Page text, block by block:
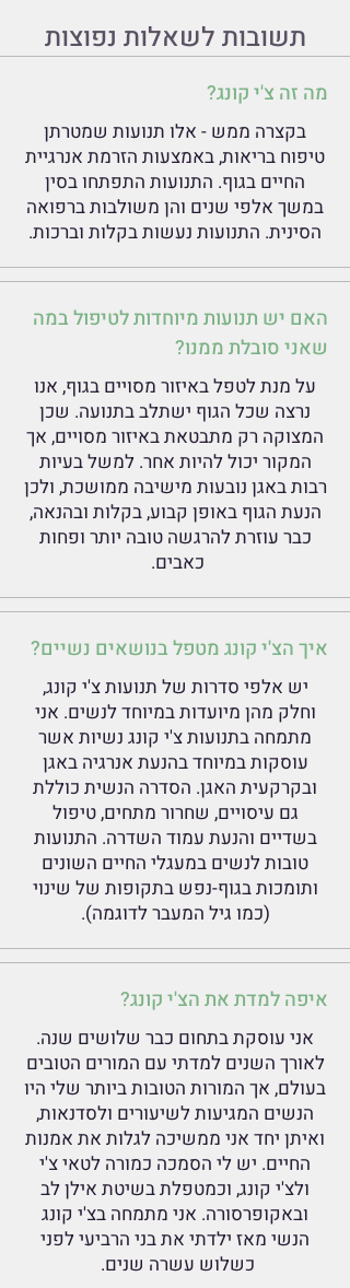
תשובות לשאלות נפוצות
מה זה צ'י קונג?
בקצרה ממש - אלו תנועות שמטרתן
טיפוח בריאות, באמצעות הזרמת אנרגיית
החיים בגוף. התנועות התפתחו בסין
במשך אלפי שנים והן משולבות ברפואה
הסינית. התנועות נעשות בקלות וברכות.
האם יש תנועות מיוחדות לטיפול במה
שאני סובלת ממנו?
על מנת לטפל באיזור מסויים בגוף, אנו
נרצה שכל הגוף ישתלב בתנועה. שכן
המצוקה רק מתבטאת באיזור מסויים, אך
המקור יכול להיות אחר. למשל בעיות
רבות באגן נובעות מישיבה ממושכת, ולכן
הנעת הגוף באופן קבוע, בקלות ובהנאה,
כבר עוזרת להרגשה טובה יותר ופחות
כאבים.
איך הצ'י קונג מטפל בנושאים נשיים?
יש אלפי סדרות של תנועות צ'י קונג,
וחלק מהן מיועדות במיוחד לנשים. אני
מתמחה בתנועות צ'י קונג נשיות אשר
עוסקות במיוחד בהנעת אנרגיה באגן
ובקרקעית האגן. הסדרה הנשית כוללת
גם עיסויים, שחרור מתחים, טיפול
בשדיים והנעת עמוד השדרה. התנועות
טובות לנשים במעגלי החיים השונים
ותומכות בגוף-נפש בתקופות של שינוי
(כמו גיל המעבר לדוגמה).
איפה למדת את הצ'י קונג?
אני עוסקת בתחום כבר שלושים שנה.
לאורך השנים למדתי עם המורים הטובים
בעולם, אך המורות הטובות ביותר שלי היו
הנשים המגיעות לשיעורים ולסדנאות,
ואיתן יחד אני ממשיכה לגלות את אמנות
החיים. יש לי הסמכה כמורה לטאי צ'י
ולצ'י קונג, וכמטפלת בשיטת אילן לב
ובאקופרסורה. אני מתמחה בצ'י קונג
הנשי מאז ילדתי את בני הרביעי לפני
כשלוש עשרה שנים.